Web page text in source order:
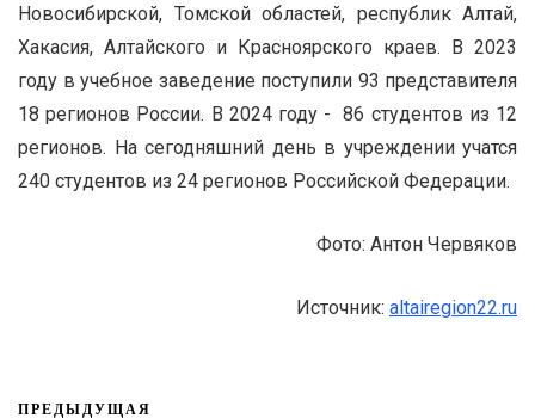
Новосибирской, Томской областей, республик Алтай,
Хакасия, Алтайского и Красноярского краев. В 2023
году в учебное заведение поступили 93 представителя
18 регионов России. В 2024 году - 86 студентов из 12
регионов. На сегодняшний день в учреждении учатся
240 студентов из 24 регионов Российской Федерации.
Фото: Антон Червяков
Источник: altairegion22.ru
ПРЕДЫДУЩАЯ